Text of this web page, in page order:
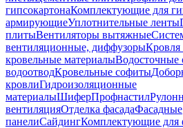
гипсокартонаКомплектующие для
армирующиеУплотнительные ленты
плитыВентиляторы вытяжные
вентиляционные, диффузорыКровля
кровельные материалыВодосточные
водоотводКровельные софиты
кровлиГидроизоляционные
материалыШиферПрофнастил
вентиляцияОтделка фасадаФасадные
панелиСайдингКомплектующие для